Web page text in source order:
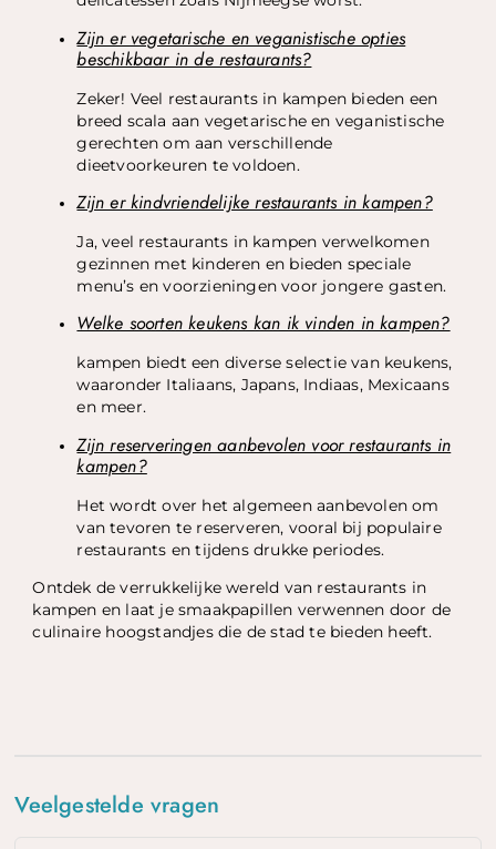
Zijn er vegetarische en veganistische opties
beschikbaar in de restaurants?
Zeker! Veel restaurants in kampen bieden een
breed scala aan vegetarische en veganistische
gerechten om aan verschillende
dieetvoorkeuren te voldoen.
Zijn er kindvriendelijke restaurants in kampen?
Ja, veel restaurants in kampen verwelkomen
gezinnen met kinderen en bieden speciale
menu’s en voorzieningen voor jongere gasten.
Welke soorten keukens kan ik vinden in kampen?
kampen biedt een diverse selectie van keukens,
waaronder Italiaans, Japans, Indiaas, Mexicaans
en meer.
Zijn reserveringen aanbevolen voor restaurants in
kampen?
Het wordt over het algemeen aanbevolen om
van tevoren te reserveren, vooral bij populaire
restaurants en tijdens drukke periodes.
Ontdek de verrukkelijke wereld van restaurants in
kampen en laat je smaakpapillen verwennen door de
culinaire hoogstandjes die de stad te bieden heeft.
Veelgestelde vragen